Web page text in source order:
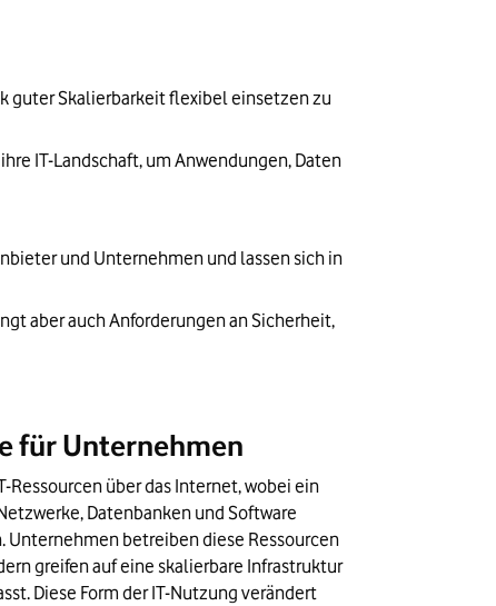
guter Skalierbarkeit flexibel einsetzen zu
IT-Landschaft, um Anwendungen, Daten
und Unternehmen und lassen sich in
aber auch Anforderungen an Sicherheit,
für Unternehmen
über das Internet, wobei ein
Datenbanken und Software
betreiben diese Ressourcen
greifen auf eine skalierbare Infrastruktur
Diese Form der IT-Nutzung verändert